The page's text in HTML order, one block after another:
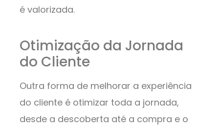
é valorizada.
Otimização da Jornada
do Cliente
Outra forma de melhorar a experiência
do cliente é otimizar toda a jornada,
desde a descoberta até a compra e o